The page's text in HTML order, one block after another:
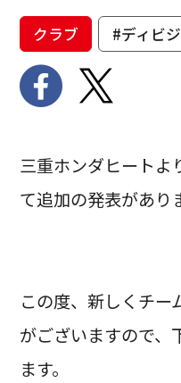
クラブ #ディビ
三重ホンダヒートよ
て追加の発表があり
この度、新しくチー
がございますので、
ます。